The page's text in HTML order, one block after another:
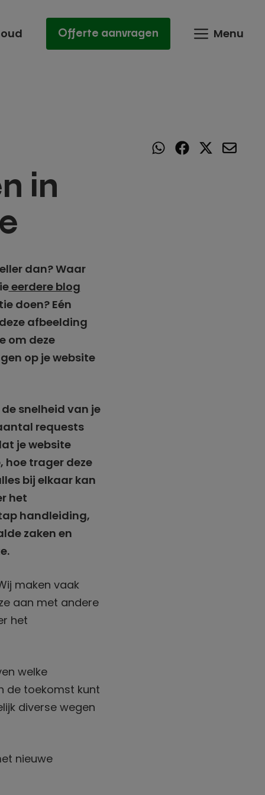
Offerte aanvragen Menu
in
dan? Waar
eerdere blog
doen? Eén
afbeelding
om deze
op je website
snelheid van je
requests
je website
hoe trager deze
bij elkaar kan
het
handleiding,
zaken en
maken vaak
aan met andere
het
welke
de toekomst kunt
diverse wegen
nieuwe